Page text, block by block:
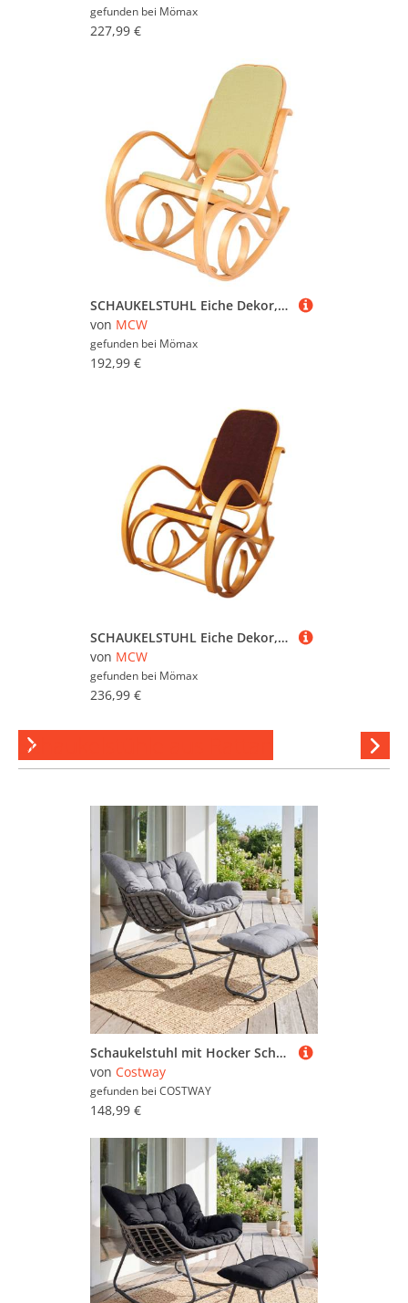
gefunden bei Mömax
227,99 €
SCHAUKELSTUHL Eiche Dekor, Grün
von MCW
gefunden bei Mömax
192,99 €
SCHAUKELSTUHL Eiche Dekor, Dunkelbraun
von MCW
gefunden bei Mömax
236,99 €
Schaukelstühle aus Rattan
Schaukelstuhl mit Hocker Schaukelsessel mit PE-Rattan & Metallrahmen ergonomischer Relaxsessel Grau
von Costway
gefunden bei COSTWAY
148,99 €